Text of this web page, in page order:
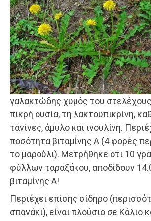
γαλακτώδης χυμός του στελέχους
πικρή ουσία, τη λακτουπικρίνη,
τανίνες, άμυλο και ινουλίνη.
ποσότητα βιταμίνης Α (4 φορές
το μαρούλι). Μετρήθηκε ότι 10
φύλλων ταραξάκου, αποδίδουν
βιταμίνης Α!
Περιέχει επίσης σίδηρο
σπανάκι), είναι πλούσιο σε Κάλιο